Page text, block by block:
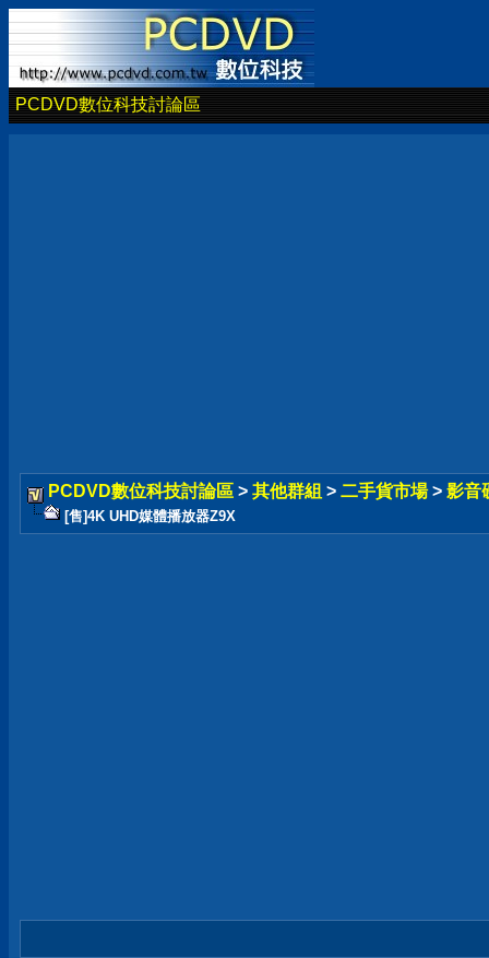
PCDVD數位科技討論區
PCDVD數位科技討論區 > 其他群組 > 二手貨市場 > 影音
[售]4K UHD媒體播放器Z9X